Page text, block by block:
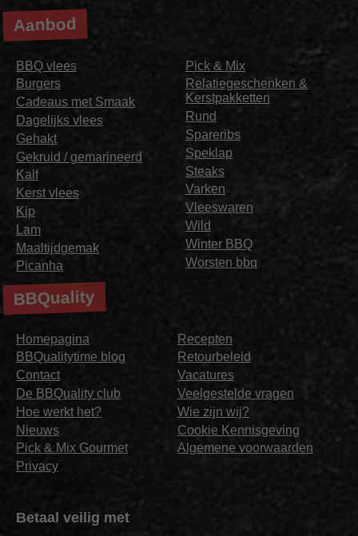
Aanbod
BBQ vlees
Burgers
Cadeaus met Smaak
Dagelijks vlees
Gehakt
Gekruid / gemarineerd
Kalf
Kerst vlees
Kip
Lam
Maaltijdgemak
Picanha
Pick & Mix
Relatiegeschenken &
Kerstpakketten
Rund
Spareribs
Speklap
Steaks
Varken
Vleeswaren
Wild
Winter BBQ
Worsten bbq
BBQuality
Homepagina
BBQualitytime blog
Contact
De BBQuality club
Hoe werkt het?
Nieuws
Pick & Mix Gourmet
Privacy
Recepten
Retourbeleid
Vacatures
Veelgestelde vragen
Wie zijn wij?
Cookie Kennisgeving
Algemene voorwaarden
Betaal veilig met